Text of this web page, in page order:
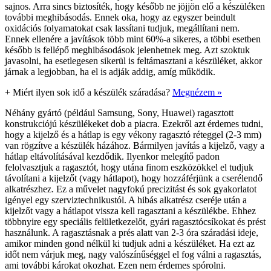
sajnos. Arra sincs biztosíték, hogy később ne jöjjön elő a készüléken
további meghibásodás. Ennek oka, hogy az egyszer beindult
oxidációs folyamatokat csak lassítani tudjuk, megállítani nem.
Ennek ellenére a javítások több mint 60%-a sikeres, a többi esetben
később is fellépő meghibásodások jelenhetnek meg. Azt szoktuk
javasolni, ha esetlegesen sikerül is feltámasztani a készüléket, akkor
járnak a legjobban, ha el is adják addig, amíg működik.
+ Miért ilyen sok idő a készülék száradása? Megnézem »
Néhány gyártó (például Samsung, Sony, Huawei) ragasztott
konstrukciójú készülékeket dob a piacra. Ezekről azt érdemes tudni,
hogy a kijelző és a hátlap is egy vékony ragasztó réteggel (2-3 mm)
van rögzítve a készülék házához. Bármilyen javítás a kijelző, vagy a
hátlap eltávolításával kezdődik. Ilyenkor melegítő padon
felolvasztjuk a ragasztót, hogy utána finom eszközökkel el tudjuk
távolítani a kijelzőt (vagy hátlapot), hogy hozzáférjünk a cserélendő
alkatrészhez. Ez a művelet nagyfokú precizitást és sok gyakorlatot
igényel egy szerviztechnikustól. A hibás alkatrész cseréje után a
kijelzőt vagy a hátlapot vissza kell ragasztani a készülékbe. Ehhez
többnyire egy speciális felületkezelőt, gyári ragasztócsíkokat és prést
használunk. A ragasztásnak a prés alatt van 2-3 óra száradási ideje,
amikor minden gond nélkül ki tudjuk adni a készüléket. Ha ezt az
időt nem várjuk meg, nagy valószínűséggel el fog válni a ragasztás,
ami további károkat okozhat. Ezen nem érdemes spórolni.